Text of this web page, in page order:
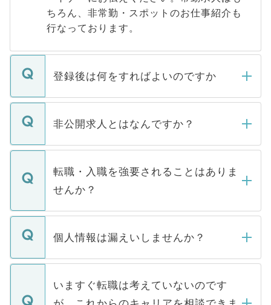
ちろん、非常勤・スポットのお仕事紹介も
行なっております。
登録後は何をすればよいのですか
ご登録いただきましたら、弊社担当者がご
登録内容を確認し、その後メールもしくは
ます。通常、5営業日以内にはご連絡をせて
いただきますので、しばらくお待ちくださ
い。
非公開求人とはなんですか？
マイナビDOCTORで取り扱っている求人の
うち約3割は、Webサイトからご覧いただ
けない「非公開求人」です。非公開求人は
下記の理由によって、一般には公開してい
ません。
■応募殺到を避けるため 人気のある医療機
関を公にしてしまうと、応募が殺到する場
に、医療機関が求める条件に合った人材の
転職・入職を強要されることはありま
せんか？
転職・入職を強要することは一切ありませ
ん。また、仮に応募先から内定をいただい
定を承諾する必要はありません。内定先へ
の辞退の連絡はキャリアパートナーが行い
ますので、ご安心ください。
個人情報は漏えいしませんか？
個人情報が漏えいすることはありませんの
で、ご安心ください。当サイトからの登録
などで収集したご登録者様の個人情報は、
いますぐ転職は考えていないのです